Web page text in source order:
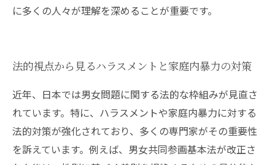
に多くの人々が理解を深めることが重要です。
法的視点から見るハラスメントと家庭内暴力の対策
近年、日本では男女問題に関する法的な枠組みが見直さ
れています。特に、ハラスメントや家庭内暴力に対する
法的対策が強化されており、多くの専門家がその重要性
を訴えています。例えば、男女共同参画基本法が改正さ